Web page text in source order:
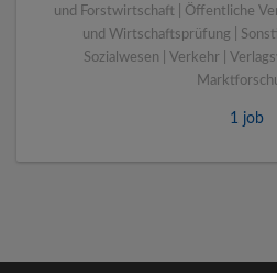
und Forstwirtschaft | Öffentliche
und Wirtschaftsprüfung |
Sozialwesen | Verkehr |
1 job